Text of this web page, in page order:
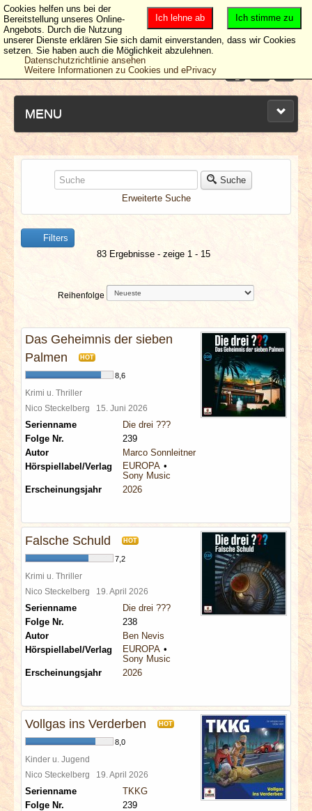
MENU
NEUESTE ARTIKEL
NEWS & DATES
BERICHTE
VERLOSUNGEN
SPECIALS
REDAKTION
LINKS
ARCHIV
Suche
Erweiterte Suche
Filters
83 Ergebnisse - zeige 1 - 15
Reihenfolge
Das Geheimnis der sieben
Palmen
HOT
8,6
Krimi u. Thriller
Nico Steckelberg 15. Juni 2026
Serienname
Die drei ???
Folge Nr.
239
Autor
Marco Sonnleitner
Hörspiellabel/Verlag
EUROPA
Sony Music
Erscheinungsjahr
2026
Falsche Schuld HOT
7,2
Krimi u. Thriller
Nico Steckelberg 19. April 2026
Serienname
Die drei ???
Folge Nr.
238
Autor
Ben Nevis
Hörspiellabel/Verlag
EUROPA
Sony Music
Erscheinungsjahr
2026
Vollgas ins Verderben HOT
8,0
Kinder u. Jugend
Nico Steckelberg 19. April 2026
Serienname
TKKG
Folge Nr.
239
Ich stimme zu
Ich lehne ab
Cookies helfen uns bei der
Bereitstellung unseres Online-
Angebots. Durch die Nutzung
unserer Dienste erklären Sie sich damit einverstanden, dass wir Cookies
setzen. Sie haben auch die Möglichkeit abzulehnen.
Datenschutzrichtlinie ansehen
Weitere Informationen zu Cookies und ePrivacy